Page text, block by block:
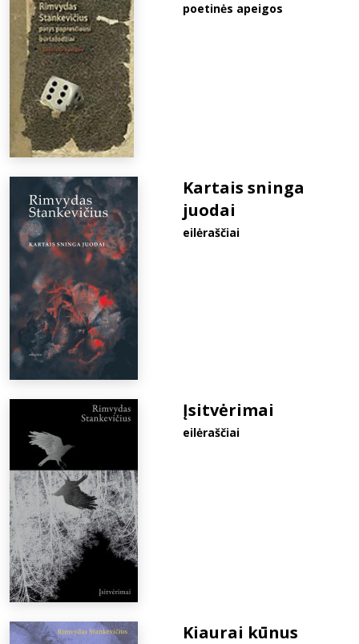
poetinės apeigos
Kartais sninga
juodai
eilėraščiai
Įsitvėrimai
eilėraščiai
Kiaurai kūnus